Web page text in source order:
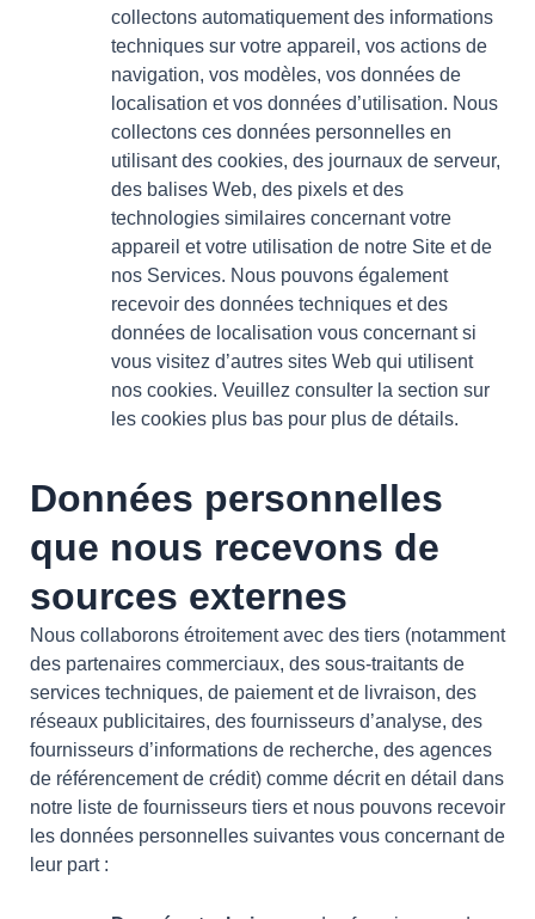
collectons automatiquement des informations
techniques sur votre appareil, vos actions de
navigation, vos modèles, vos données de
localisation et vos données d’utilisation. Nous
collectons ces données personnelles en
utilisant des cookies, des journaux de serveur,
des balises Web, des pixels et des
technologies similaires concernant votre
appareil et votre utilisation de notre Site et de
nos Services. Nous pouvons également
recevoir des données techniques et des
données de localisation vous concernant si
vous visitez d’autres sites Web qui utilisent
nos cookies. Veuillez consulter la section sur
les cookies plus bas pour plus de détails.
Données personnelles
que nous recevons de
sources externes
Nous collaborons étroitement avec des tiers (notamment
des partenaires commerciaux, des sous-traitants de
services techniques, de paiement et de livraison, des
réseaux publicitaires, des fournisseurs d’analyse, des
fournisseurs d’informations de recherche, des agences
de référencement de crédit) comme décrit en détail dans
notre liste de fournisseurs tiers et nous pouvons recevoir
les données personnelles suivantes vous concernant de
leur part :